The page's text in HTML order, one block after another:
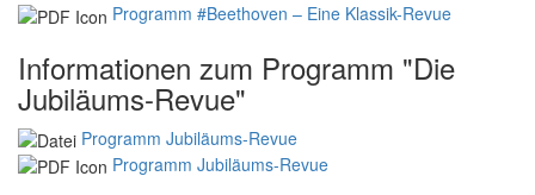
Programm #Beethoven – Eine Klassik-Revue
Informationen zum Programm "Die
Jubiläums-Revue"
Programm Jubiläums-Revue
Programm Jubiläums-Revue